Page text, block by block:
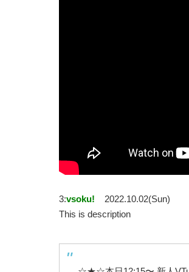
3:vsoku!
2022.10.02(Sun)
This is description